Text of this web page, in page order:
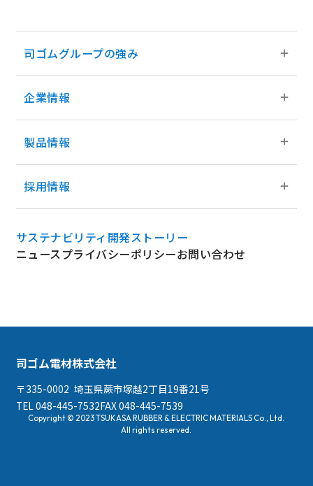
司ゴムグループの強み
司ゴムグループの強みトップ
グループの事業領域
グループネットワーク
グループのあゆみ
4つのスピリット
企業情報
企業情報トップ
ご挨拶
事業所一覧
製品情報
製品情報トップ
樹脂製品
精密板金/精密ユニット製品
大型板金/大型ユニット製品
塗装
採用情報
採用情報トップ
サークル活動
サステナビリティ 開発ストーリー
ニュースプライバシーポリシーお問い合わせ
司ゴム電材株式会社
〒335-0002 埼玉県蕨市塚越2丁目19番21号
TEL 048-445-7532FAX 048-445-7539
Copyright © 2023 TSUKASA RUBBER & ELECTRIC MATERIALS Co., Ltd.
All rights reserved.